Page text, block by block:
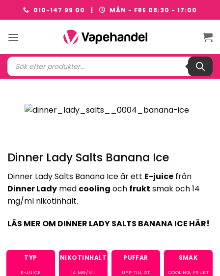
to
010-147 99 00 | MÅN - FRE 08:30 - 17:00
Produktsökning
Dinner Lady Salts Banana Ice
Dinner Lady Salts Banana Ice är ett E-juice från
Dinner Lady med cooling och frukt smak och 14
mg/ml nikotinhalt.
LÄS MER OM DINNER LADY SALTS BANANA ICE HÄR!
TYP
E-JUICE
NIKOTINHALT
14 MG/ML
PUFFAR
UPP TILL ST
SMAK
COOLING, FRUKT